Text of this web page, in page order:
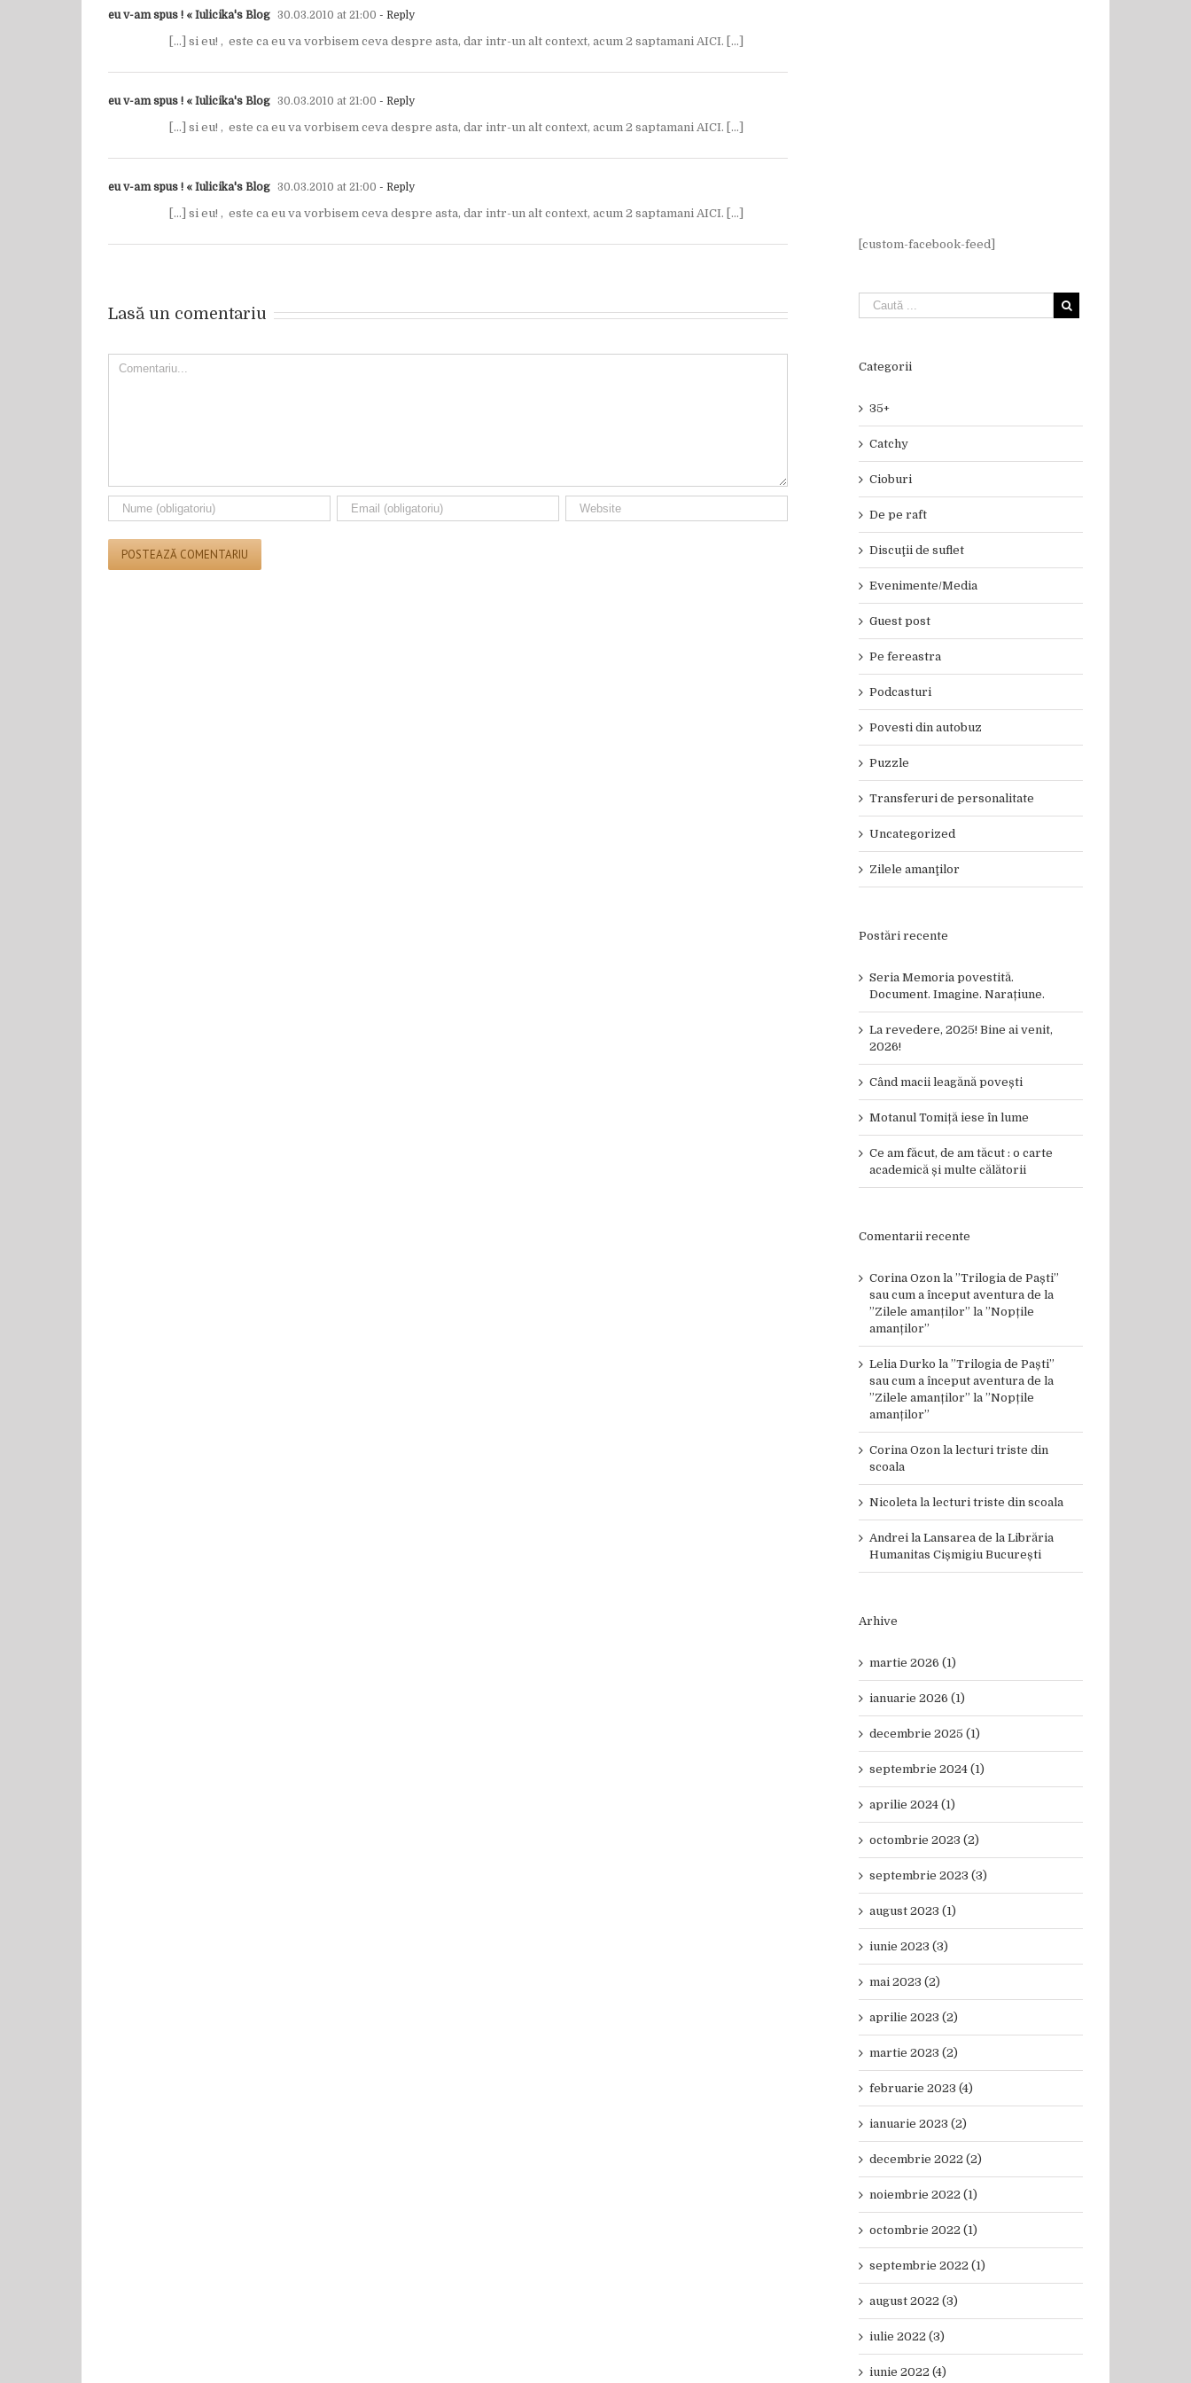
eu v-am spus ! « Iulicika's Blog 30.03.2010 at 21:00 - Reply
[…] si eu! , este ca eu va vorbisem ceva despre asta, dar intr-un alt context, acum 2 saptamani AICI. […]
eu v-am spus ! « Iulicika's Blog 30.03.2010 at 21:00 - Reply
[…] si eu! , este ca eu va vorbisem ceva despre asta, dar intr-un alt context, acum 2 saptamani AICI. […]
eu v-am spus ! « Iulicika's Blog 30.03.2010 at 21:00 - Reply
[…] si eu! , este ca eu va vorbisem ceva despre asta, dar intr-un alt context, acum 2 saptamani AICI. […]
Lasă un comentariu
Comment
[custom-facebook-feed]
Categorii
35+
Catchy
Cioburi
De pe raft
Discuţii de suflet
Evenimente/Media
Guest post
Pe fereastra
Podcasturi
Povesti din autobuz
Puzzle
Transferuri de personalitate
Uncategorized
Zilele amanţilor
Postări recente
Seria Memoria povestită.
Document. Imagine. Narațiune.
La revedere, 2025! Bine ai venit,
2026!
Când macii leagănă povești
Motanul Tomiță iese în lume
Ce am făcut, de am tăcut : o carte
academică și multe călătorii
Comentarii recente
Corina Ozon la ”Trilogia de Paști”
sau cum a început aventura de la
”Zilele amanților” la ”Nopțile
amanților”
Lelia Durko la ”Trilogia de Paști”
sau cum a început aventura de la
”Zilele amanților” la ”Nopțile
amanților”
Corina Ozon la lecturi triste din
scoala
Nicoleta la lecturi triste din scoala
Andrei la Lansarea de la Librăria
Humanitas Cișmigiu București
Arhive
martie 2026 (1)
ianuarie 2026 (1)
decembrie 2025 (1)
septembrie 2024 (1)
aprilie 2024 (1)
octombrie 2023 (2)
septembrie 2023 (3)
august 2023 (1)
iunie 2023 (3)
mai 2023 (2)
aprilie 2023 (2)
martie 2023 (2)
februarie 2023 (4)
ianuarie 2023 (2)
decembrie 2022 (2)
noiembrie 2022 (1)
octombrie 2022 (1)
septembrie 2022 (1)
august 2022 (3)
iulie 2022 (3)
iunie 2022 (4)